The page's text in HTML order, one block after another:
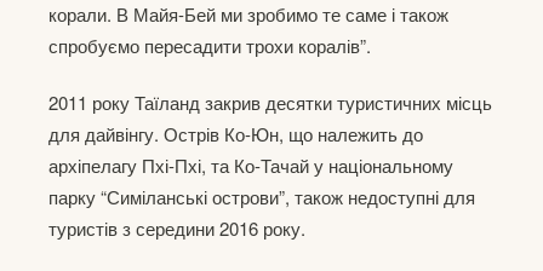
корали. В Майя-Бей ми зробимо те саме і також
спробуємо пересадити трохи коралів”.
2011 року Таїланд закрив десятки туристичних місць
для дайвінгу. Острів Ко-Юн, що належить до
архіпелагу Пхі-Пхі, та Ко-Тачай у національному
парку “Симіланські острови”, також недоступні для
туристів з середини 2016 року.